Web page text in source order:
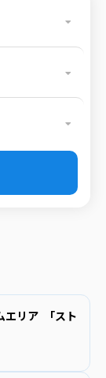
エリア ｢スト